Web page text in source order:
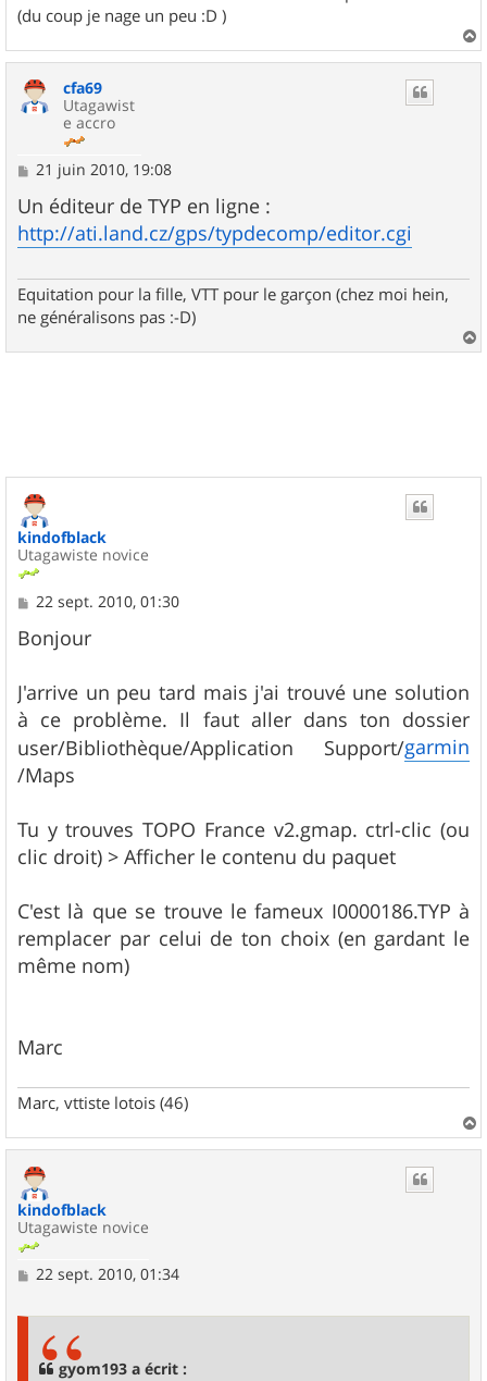
(du coup je nage un peu :D )
a
cfa69
Utagawist
e accro
M
s
s
a
g
21 juin 2010, 19:08
Un éditeur de TYP en ligne :
http://ati.land.cz/gps/typdecomp/editor.cgi
Equitation pour la fille, VTT pour le garçon (chez moi hein,
ne généralisons pas :-D)
a
kindofblack
Utagawiste novice
M
s
s
g
e
22 sept. 2010, 01:30
Bonjour
J'arrive un peu tard mais j'ai trouvé une solution
à ce problème. Il faut aller dans ton dossier
user/Bibliothèque/Application Support/garmin
/Maps
Tu y trouves TOPO France v2.gmap. ctrl-clic (ou
clic droit) > Afficher le contenu du paquet
C'est là que se trouve le fameux I0000186.TYP à
remplacer par celui de ton choix (en gardant le
même nom)
Marc
Marc, vttiste lotois (46)
a
kindofblack
Utagawiste novice
M
22 sept. 2010, 01:34
gyom193 a écrit :